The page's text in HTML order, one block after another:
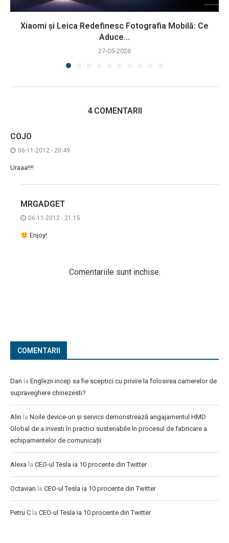
Xiaomi și Leica Redefinesc Fotografia Mobilă: Ce
Aduce...
27-05-2026
4 COMENTARII
COJO
06-11-2012 - 20:49
Uraaa!!!!
MRGADGET
06-11-2012 - 21:15
Enjoy!
Comentariile sunt inchise.
COMENTARII
Dan la Englezii incep sa fie sceptici cu privire la folosirea camerelor de
supraveghere chinezesti?
Alin la Noile device-uri și servicii demonstrează angajamentul HMD
Global de a investi în practici sustenabile în procesul de fabricare a
echipamentelor de comunicații
Alexa la CEO-ul Tesla ia 10 procente din Twitter
Octavian la CEO-ul Tesla ia 10 procente din Twitter
Petru C la CEO-ul Tesla ia 10 procente din Twitter